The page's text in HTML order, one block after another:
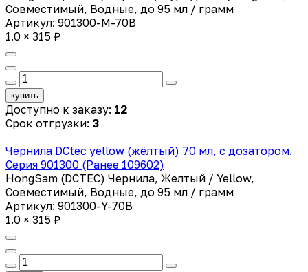
Совместимый, Водные, до 95 мл / грамм
Артикул: 901300-M-70B
1.0 × 315 ₽
купить
Доступно к заказу: 12
Срок отгрузки: 3
Чернила DCtec yellow (жёлтый) 70 мл, с дозатором.
Серия 901300 (Ранее 109602)
HongSam (DCTEC) Чернила, Желтый / Yellow,
Совместимый, Водные, до 95 мл / грамм
Артикул: 901300-Y-70B
1.0 × 315 ₽